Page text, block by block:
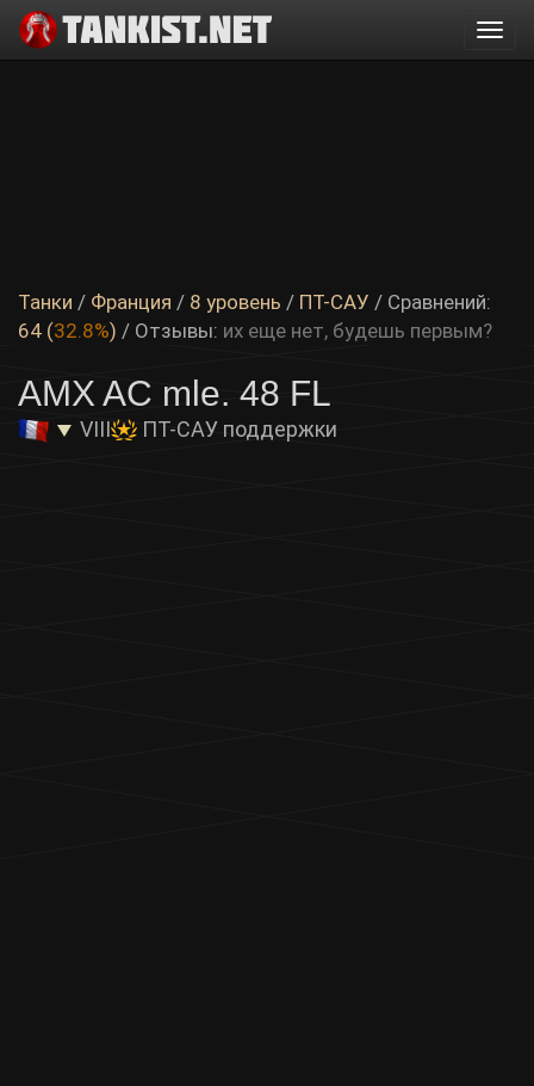
Танки / Франция / 8 уровень / ПТ-САУ / Сравнений:
64 (32.8%) / Отзывы: их еще нет, будешь первым?
AMX AC mle. 48 FL
VIII ПТ-САУ поддержки